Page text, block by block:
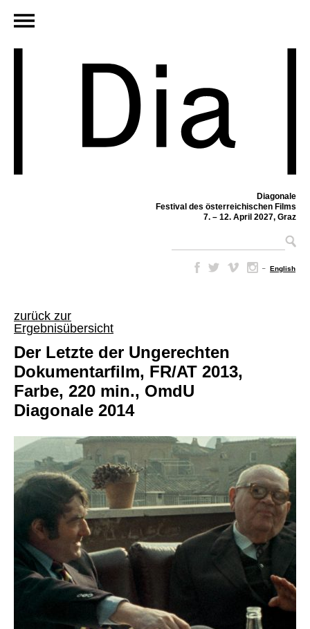
Diagonale
Festival des österreichischen Films
7. – 12. April 2027, Graz
– English
zurück zur
Ergebnisübersicht
Der Letzte der Ungerechten
Dokumentarfilm, FR/AT 2013,
Farbe, 220 min., OmdU
Diagonale 2014